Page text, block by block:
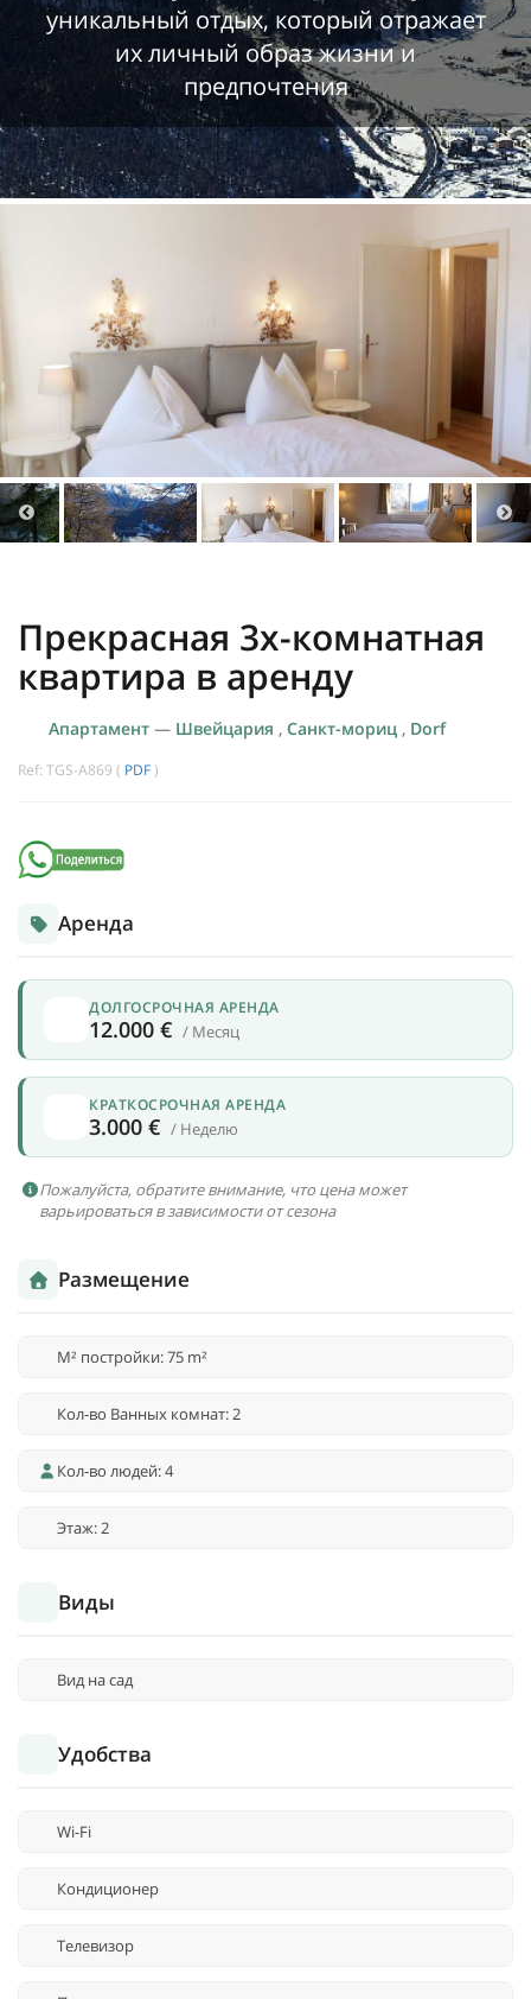
уникальный отдых, который отражает
их личный образ жизни и
предпочтения
Прекрасная 3х-комнатная
квартира в аренду
Апартамент — Швейцария , Санкт-мориц , Dorf
Ref: TGS-A869 ( PDF )
Аренда
ДОЛГОСРОЧНАЯ АРЕНДА
12.000 € / Месяц
КРАТКОСРОЧНАЯ АРЕНДА
3.000 € / Неделю
Пожалуйста, обратите внимание, что цена может
варьироваться в зависимости от сезона
Размещение
M² постройки: 75 m²
Кол-во Ванных комнат: 2
Кол-во людей: 4
Этаж: 2
Виды
Вид на сад
Удобства
Wi-Fi
Кондиционер
Телевизор